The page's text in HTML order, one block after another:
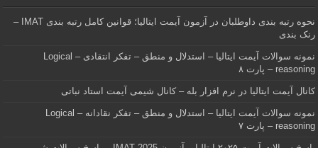
نحوه رتبه بندی داوطلبان در آزمون آیمت ایتالیا؛ قوانین کامل رتبه بندی IMAT –
رنک بندی
نمونه سوالات آیمت ایتالیا – استدلال و منطق – تفکر انتقادی – Logical
reasoning – پارت ۸
کانال آیمت ایتالیا در نرم افزار بله – کانال شیمی آیمت استاد نباتی
نمونه سوالات آیمت ایتالیا – استدلال و منطق – تفکر نقادانه – Logical
reasoning – پارت ۷